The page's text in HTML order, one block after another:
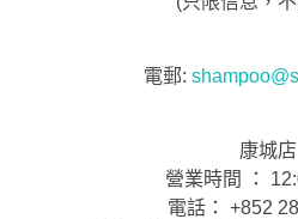
電郵:
康城店
營業時間 ：
電話： +852